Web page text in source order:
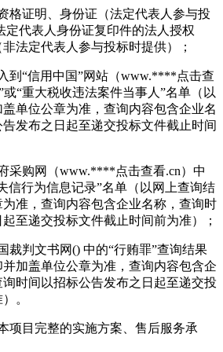
格证明、身份证（法定代表人参与投
定代表人身份证复印件的法人授权
法定代表人参与投标时提供）；
到“信用中国”网站（www.****点击查
或“重大税收违法案件当事人”名单（以
单位公章为准，查询内容包含企业名
发布之日起至递交投标文件截止时间
采购网（www.****点击查看.cn）中
信行为信息记录”名单（以网上查询结
准，查询内容包含企业名称，查询时
至递交投标文件截止时间前为准）；
裁判文书网() 中的“行贿罪”查询结果
并加盖单位公章为准，查询内容包含企
时间以招标公告发布之日起至递交投
。
项目完整的实施方案、售后服务承